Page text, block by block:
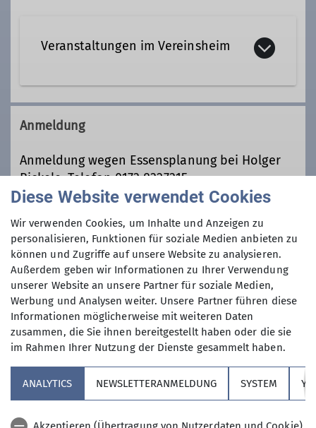
Hüttenwart
Veranstaltungen im Vereinsheim
Von Herbst bis Frühjahr haben wir in
unserem Vereinsheim Freitags einen
Themenabend mit Vorträgen,
Helferfest, Tourenvorstellung, Ehrung
unserer langjährigen Mitglieder oder
Jahreshauptversammlung. Die
Sektionsabende finden meist am
dritten Freitag im Monat statt, aber
nicht immer.
Anmeldung
Anmeldung wegen Essensplanung bei Holger
Bickele, Telefon 0173 8327315
Anmeldung bis
30.10.2026
Ehrenamt + Spenden
Diese Website verwendet Cookies
Wir verwenden Cookies, um Inhalte und Anzeigen zu
personalisieren, Funktionen für soziale Medien anbieten zu
können und Zugriffe auf unsere Website zu analysieren.
Außerdem geben wir Informationen zu Ihrer Verwendung
unserer Website an unsere Partner für soziale Medien,
Werbung und Analysen weiter. Unsere Partner führen diese
Informationen möglicherweise mit weiteren Daten
zusammen, die Sie ihnen bereitgestellt haben oder die sie
im Rahmen Ihrer Nutzung der Dienste gesammelt haben.
ANALYTICS NEWSLETTERANMELDUNG SYSTEM